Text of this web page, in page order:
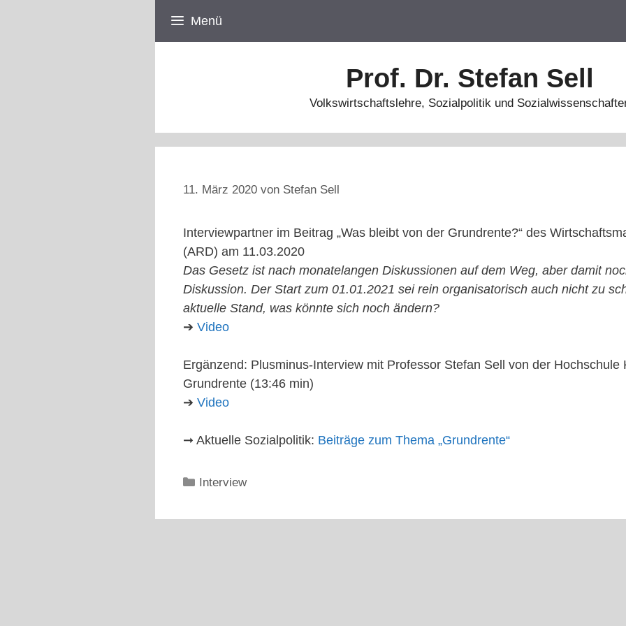
Menü
Prof. Dr. Stefan Sell
Volkswirtschaftslehre, Sozialpolitik und
11. März 2020 von Stefan Sell
Interviewpartner im Beitrag „Was bleibt von der Grundrente?“ des
(ARD) am 11.03.2020
Das Gesetz ist nach monatelangen Diskussionen auf dem Weg, aber damit
Diskussion. Der Start zum 01.01.2021 sei rein organisatorisch auch nicht zu
aktuelle Stand, was könnte sich noch ändern?
➔ Video
Ergänzend: Plusminus-Interview mit Professor Stefan Sell von der Hochschule
Grundrente (13:46 min)
➔ Video
➞ Aktuelle Sozialpolitik: Beiträge zum Thema „Grundrente“
Kategorien
Interview